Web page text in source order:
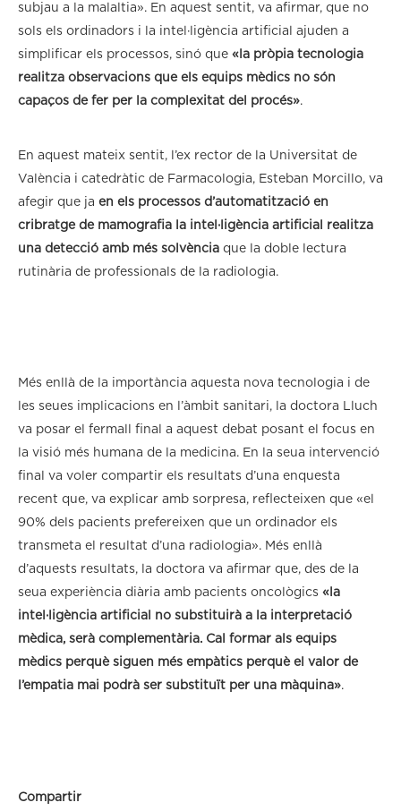
subjau a la malaltia». En aquest sentit, va afirmar, que no
sols els ordinadors i la intel·ligència artificial ajuden a
simplificar els processos, sinó que «la pròpia tecnologia
realitza observacions que els equips mèdics no són
capaços de fer per la complexitat del procés».
En aquest mateix sentit, l’ex rector de la Universitat de
València i catedràtic de Farmacologia, Esteban Morcillo, va
afegir que ja en els processos d’automatització en
cribratge de mamografia la intel·ligència artificial realitza
una detecció amb més solvència que la doble lectura
rutinària de professionals de la radiologia.
Més enllà de la importància aquesta nova tecnologia i de
les seues implicacions en l’àmbit sanitari, la doctora Lluch
va posar el fermall final a aquest debat posant el focus en
la visió més humana de la medicina. En la seua intervenció
final va voler compartir els resultats d’una enquesta
recent que, va explicar amb sorpresa, reflecteixen que «el
90% dels pacients prefereixen que un ordinador els
transmeta el resultat d’una radiologia». Més enllà
d’aquests resultats, la doctora va afirmar que, des de la
seua experiència diària amb pacients oncològics «la
intel·ligència artificial no substituirà a la interpretació
mèdica, serà complementària. Cal formar als equips
mèdics perquè siguen més empàtics perquè el valor de
l’empatia mai podrà ser substituït per una màquina».
Compartir